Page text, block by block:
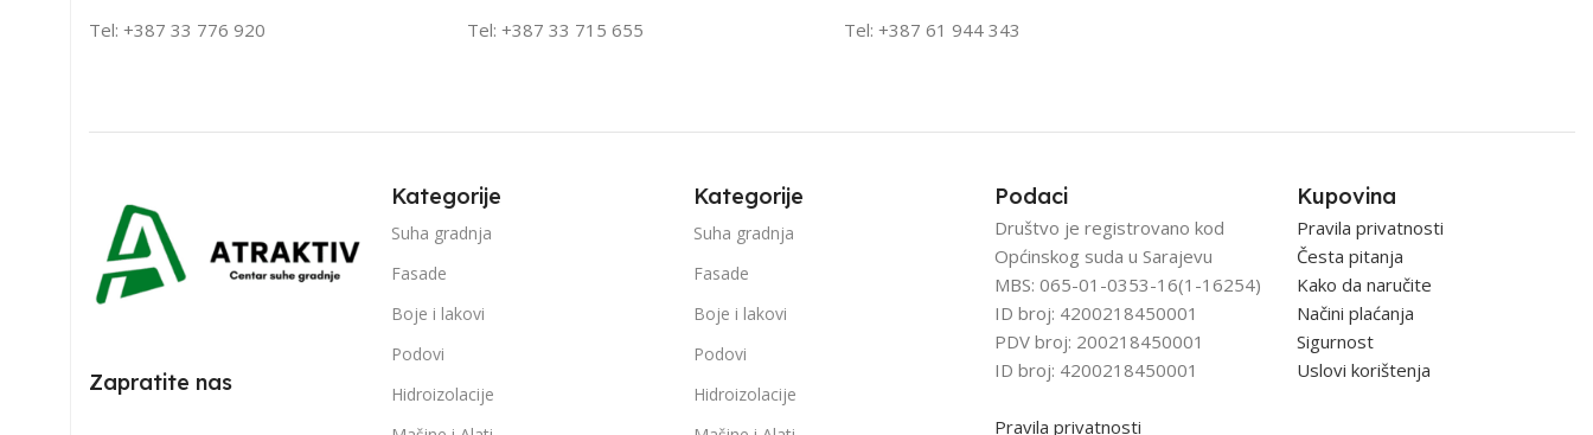
Tel: +387 33 776 920 Tel: +387 33 715 655 Tel: +387 61 944 343
Zapratite nas
Kategorije
Suha gradnja
Fasade
Boje i lakovi
Podovi
Hidroizolacije
Kategorije
Suha gradnja
Fasade
Boje i lakovi
Podovi
Hidroizolacije
Podaci
Društvo je registrovano kod
Općinskog suda u Sarajevu
MBS: 065-01-0353-16(1-16254)
ID broj: 4200218450001
PDV broj: 200218450001
ID broj: 4200218450001
Pravila privatnosti
Kupovina
Pravila privatnosti
Česta pitanja
Kako da naručite
Načini plaćanja
Sigurnost
Uslovi korištenja